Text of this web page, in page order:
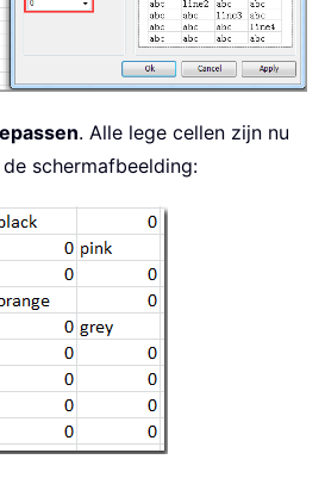
. Alle lege cellen zijn nu
schermafbeelding: